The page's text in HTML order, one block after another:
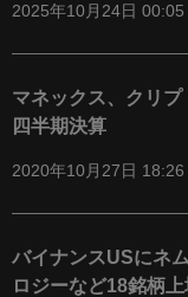
2025年10月24日 00:05
マネックス、クリ
四半期決算
2020年10月27日 18:26
バイナンスUSにネ
ロジーなど18銘柄